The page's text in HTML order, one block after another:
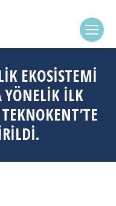
EKOSİSTEMİ
YÖNELİK İLK